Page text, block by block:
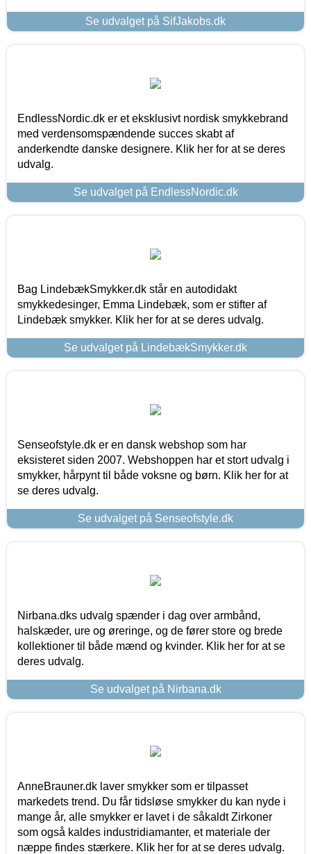
Se udvalget på SifJakobs.dk
EndlessNordic.dk er et eksklusivt nordisk smykkebrand
med verdensomspændende succes skabt af
anderkendte danske designere. Klik her for at se deres
udvalg.
Se udvalget på EndlessNordic.dk
Bag LindebækSmykker.dk står en autodidakt
smykkedesinger, Emma Lindebæk, som er stifter af
Lindebæk smykker. Klik her for at se deres udvalg.
Se udvalget på LindebækSmykker.dk
Senseofstyle.dk er en dansk webshop som har
eksisteret siden 2007. Webshoppen har et stort udvalg i
smykker, hårpynt til både voksne og børn. Klik her for at
se deres udvalg.
Se udvalget på Senseofstyle.dk
Nirbana.dks udvalg spænder i dag over armbånd,
halskæder, ure og øreringe, og de fører store og brede
kollektioner til både mænd og kvinder. Klik her for at se
deres udvalg.
Se udvalget på Nirbana.dk
AnneBrauner.dk laver smykker som er tilpasset
markedets trend. Du får tidsløse smykker du kan nyde i
mange år, alle smykker er lavet i de såkaldt Zirkoner
som også kaldes industridiamanter, et materiale der
næppe findes stærkere. Klik her for at se deres udvalg.